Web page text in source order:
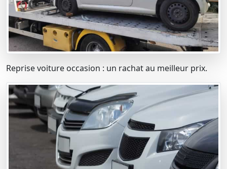
Reprise voiture occasion : un rachat au meilleur prix.